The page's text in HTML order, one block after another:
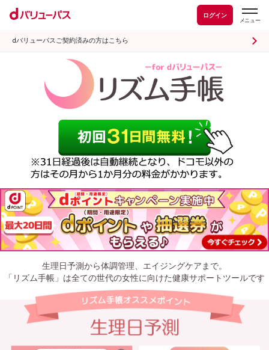
ログイン
dバリューパスご契約済みの方はこちら
生理日予測から体調管理、エイジングケアまで。
「リズム手帳」は全ての世代の女性に向けた健康サポートツールです